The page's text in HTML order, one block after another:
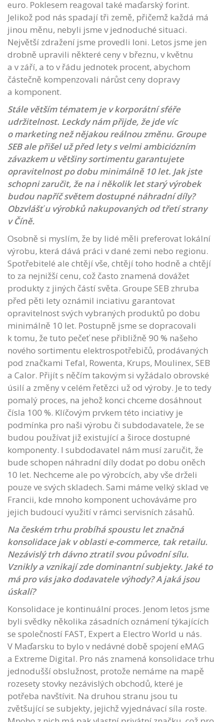
euro. Poklesem reagoval také maďarský forint.
Jelikož pod nás spadají tři země, přičemž každá má
jinou měnu, nebyli jsme v jednoduché situaci.
Největší zdražení jsme provedli loni. Letos jsme jen
drobně upravili některé ceny v březnu, v květnu
a v září, a to v řádu jednotek procent, abychom
částečně kompenzovali nárůst ceny dopravy
a komponent.
Stále větším tématem je v korporátní sféře
udržitelnost. Leckdy nám přijde, že jde víc
o marketing než nějakou reálnou změnu. Groupe
SEB ale přišel už před lety s velmi ambiciózním
závazkem u většiny sortimentu garantujete
opravitelnost po dobu minimálně 10 let. Jak jste
schopni zaručit, že na i několik let starý výrobek
budou napříč světem dostupné náhradní díly?
Obzvlášť u výrobků nakupovaných od třetí strany
v Číně.
Osobně si myslím, že by lidé měli preferovat lokální
výrobu, která dává práci v dané zemi nebo regionu.
Spotřebitelé ale chtějí vše, chtějí toho hodně a chtějí
to za nejnižší cenu, což často znamená dovážet
produkty z jiných částí světa. Groupe SEB zhruba
před pěti lety oznámil inciativu garantovat
opravitelnost svých vybraných produktů po dobu
minimálně 10 let. Postupně jsme se dopracovali
k tomu, že tuto pečeť nese přibližně 90 % našeho
nového sortimentu elektrospotřebičů, prodávaných
pod značkami Tefal, Rowenta, Krups, Moulinex, SEB
a Calor. Přijít s něčím takovým si vyžádalo obrovské
úsilí a změny v celém řetězci už od výroby. Je to tedy
pomalý proces, na jehož konci chceme dosáhnout
čísla 100 %. Klíčovým prvkem této inciativy je
podmínka pro naši výrobu či subdodavatele, že se
budou používat již existující a široce dostupné
komponenty. I subdodavatel nám musí zaručit, že
bude schopen náhradní díly dodat po dobu oněch
10 let. Nechceme ale po výrobcích, aby vše drželi
pouze ve svých skladech. Sami máme velký sklad ve
Francii, kde mnoho komponent uchováváme pro
jejich budoucí využití v rámci servisních zásahů.
Na českém trhu probíhá spoustu let značná
konsolidace jak v oblasti e-commerce, tak retailu.
Nezávislý trh dávno ztratil svou původní sílu.
Vznikly a vznikají zde dominantní subjekty. Jaké to
má pro vás jako dodavatele výhody? A jaká jsou
úskalí?
Konsolidace je kontinuální proces. Jenom letos jsme
byli svědky několika zásadních oznámení týkajících
se společností FAST, Expert a Electro World u nás.
V Maďarsku to bylo v nedávné době spojení eMAG
a Extreme Digital. Pro nás znamená konsolidace trhu
jednodušší obslužnost, protože nemáme na mapě
rozesety stovky nezávislých obchodů, které je
potřeba navštívit. Na druhou stranu jsou tu
zvětšující se subjekty, jejichž vyjednávací síla roste.